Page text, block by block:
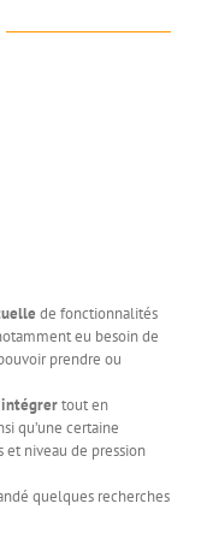
de fonctionnalités
eu besoin de
prendre ou
tout en
qu’une certaine
et niveau de pression
quelques recherches